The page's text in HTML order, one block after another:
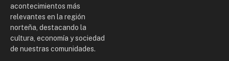
acontecimientos más
relevantes en la región
norteña, destacando la
cultura, economía y sociedad
de nuestras comunidades.